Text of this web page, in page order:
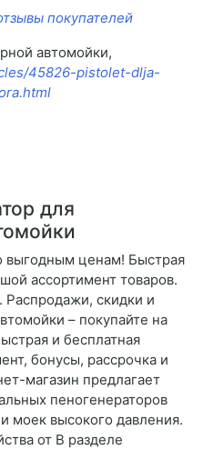
покупателей
автомойки,
45826-pistolet-dlja-
для
выгодным ценам! Быстрая
ассортимент товаров.
Распродажи, скидки и
– покупайте на
и бесплатная
бонусы, рассрочка и
магазин предлагает
пеногенераторов
моек высокого давления.
от В разделе